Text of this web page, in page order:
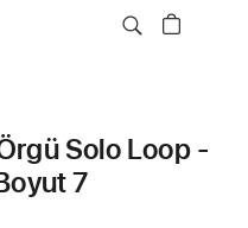
Solo Loop -
7